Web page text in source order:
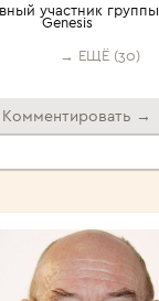
участник группы
Genesis
→ ЕЩЁ (30)
Комментировать →